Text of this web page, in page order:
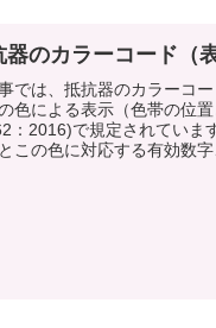
器のカラーコード（
では、抵抗器のカラーコ
色による表示（色帯の位
：2016)で規定されていま
この色に対応する有効数